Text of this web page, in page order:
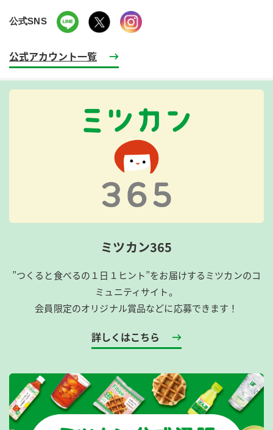
公式SNS
公式アカウント一覧
ミツカン365
”つくると食べるの１日１ヒント”をお届けするミツカンのコ
ミュニティサイト。
会員限定のオリジナル賞品などに応募できます！
詳しくはこちら